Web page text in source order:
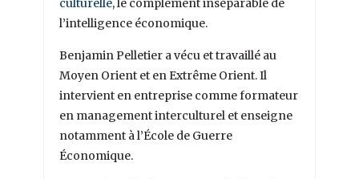
l’intelligence économique.
Benjamin Pelletier a vécu et travaillé au
Moyen Orient et en Extrême Orient. Il
intervient en entreprise comme formateur
en management interculturel et enseigne
notamment à l’École de Guerre
Économique.